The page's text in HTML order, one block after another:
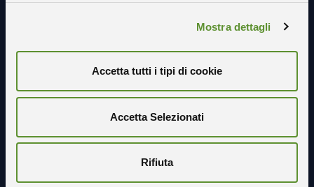
Mostra dettagli
Accetta tutti i tipi di cookie
Accetta Selezionati
Rifiuta